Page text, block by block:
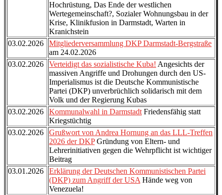
Hochrüstung, Das Ende der westlichen
Wertegemeinschaft?, Sozialer Wohnungsbau in der
Krise, Klinikfusion in Darmstadt, Warten in
Kranichstein
03.02.2026
Mitgliederversammlung DKP Darmstadt-Bergstraße
am 24.02.2026
03.02.2026
Verteidigt das sozialistische Kuba! Angesichts der
massiven Angriffe und Drohungen durch den US-
Imperialismus ist die Deutsche Kommunistische
Partei (DKP) unverbrüchlich solidarisch mit dem
Volk und der Regierung Kubas
03.02.2026
Kommunalwahl in Darmstadt Friedensfähig statt
Kriegstüchtig
03.02.2026
Grußwort von Andrea Hornung an das LLL-Treffen
2026 der DKPGründung von Eltern- und
Lehrerinitiativen gegen die Wehrpflicht ist wichtiger
Beitrag
03.01.2026
Erklärung der Deutschen Kommunistischen Partei
(DKP) zum Angriff der USA Hände weg von
Venezuela!